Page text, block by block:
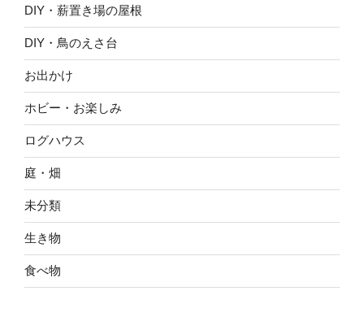
DIY・薪置き場の屋根
DIY・鳥のえさ台
お出かけ
ホビー・お楽しみ
ログハウス
庭・畑
未分類
生き物
食べ物